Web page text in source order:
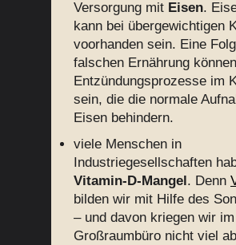
Versorgung mit Eisen.
kann bei übergewichtigen
voorhanden sein. Eine
falschen Ernährung können
Entzündungsprozesse im
sein, die die normale
Eisen behindern.
viele Menschen in
Industriegesellschaften
Vitamin-D-Mangel . Denn
bilden wir mit Hilfe des
– und davon kriegen wir im
Großraumbüro nicht viel